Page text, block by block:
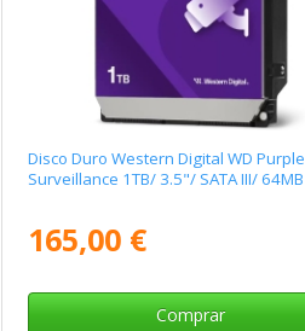
Disco Duro Western Digital WD Purple
Surveillance 1TB/ 3.5"/ SATA III/ 64MB
165,00 €
Comprar